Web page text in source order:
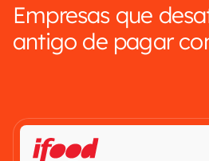
Empresas que
antigo de pagar